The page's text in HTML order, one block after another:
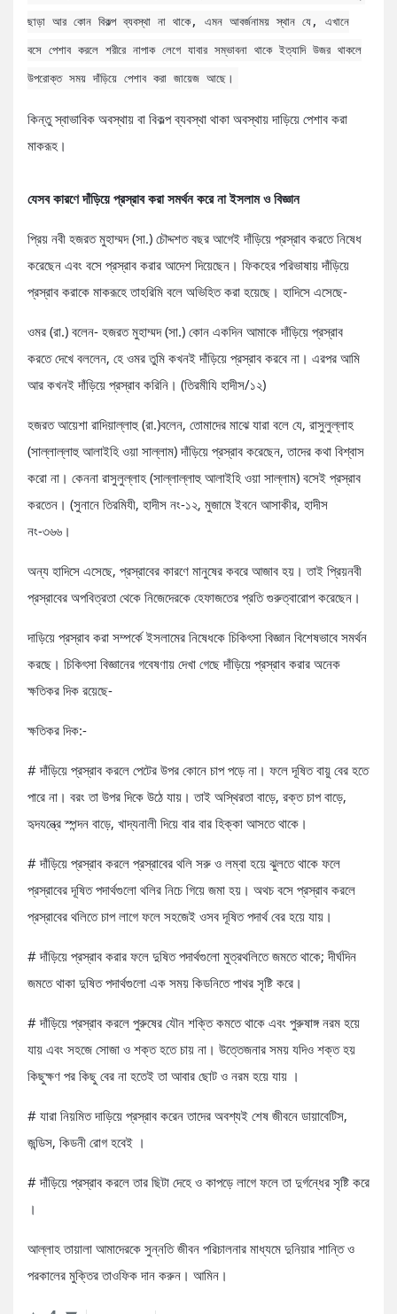
ছাড়া আর কোন বিকল্প ব্যবস্থা না থাকে, এমন আবর্জনাময় স্থান যে, এখানে
বসে পেশাব করলে শরীরে নাপাক লেগে যাবার সম্ভাবনা থাকে ইত্যাদি উজর থাকলে
উপরোক্ত সময় দাঁড়িয়ে পেশাব করা জায়েজ আছে।
কিন্তু স্বাভাবিক অবস্থায় বা বিকল্প ব্যবস্থা থাকা অবস্থায় দাড়িয়ে পেশাব করা
মাকরূহ।
যেসব কারণে দাঁড়িয়ে প্রস্রাব করা সমর্থন করে না ইসলাম ও বিজ্ঞান
প্রিয় নবী হজরত মুহাম্মদ (সা.) চৌদ্দশত বছর আগেই দাঁড়িয়ে প্রস্রাব করতে নিষেধ
করেছেন এবং বসে প্রস্রাব করার আদেশ দিয়েছেন। ফিকহের পরিভাষায় দাঁড়িয়ে
প্রস্রাব করাকে মাকরূহে তাহরিমি বলে অভিহিত করা হয়েছে। হাদিসে এসেছে-
ওমর (রা.) বলেন- হজরত মুহাম্মদ (সা.) কোন একদিন আমাকে দাঁড়িয়ে প্রস্রাব
করতে দেখে বললেন, হে ওমর তুমি কখনই দাঁড়িয়ে প্রস্রাব করবে না। এরপর আমি
আর কখনই দাঁড়িয়ে প্রস্রাব করিনি। (তিরমীযি হাদীস/১২)
হজরত আয়েশা রাদিয়াল্লাহু (রা.)বলেন, তোমাদের মাঝে যারা বলে যে, রাসুলুল্লাহ
(সাল্লাল্লাহু আলাইহি ওয়া সাল্লাম) দাঁড়িয়ে প্রস্রাব করেছেন, তাদের কথা বিশ্বাস
করো না। কেননা রাসুলুল্লাহ (সাল্লাল্লাহু আলাইহি ওয়া সাল্লাম) বসেই প্রস্রাব
করতেন। (সুনানে তিরমিযী, হাদীস নং-১২, মুজামে ইবনে আসাকীর, হাদীস
নং-৩৬৬।
অন্য হাদিসে এসেছে, প্রস্রাবের কারণে মানুষের কবরে আজাব হয়। তাই প্রিয়নবী
প্রস্রাবের অপবিত্রতা থেকে নিজেদেরকে হেফাজতের প্রতি গুরুত্বারোপ করেছেন।
দাড়িয়ে প্রস্রাব করা সম্পর্কে ইসলামের নিষেধকে চিকিৎসা বিজ্ঞান বিশেষভাবে সমর্থন
করছে। চিকিৎসা বিজ্ঞানের গবেষণায় দেখা গেছে দাঁড়িয়ে প্রস্রাব করার অনেক
ক্ষতিকর দিক রয়েছে-
ক্ষতিকর দিক:-
# দাঁড়িয়ে প্রস্রাব করলে পেটের উপর কোনে চাপ পড়ে না। ফলে দূষিত বায়ু বের হতে
পারে না। বরং তা উপর দিকে উঠে যায়। তাই অস্থিরতা বাড়ে, রক্ত চাপ বাড়ে,
হৃদযন্ত্রে স্পন্দন বাড়ে, খাদ্যনালী দিয়ে বার বার হিক্কা আসতে থাকে।
# দাঁড়িয়ে প্রস্রাব করলে প্রস্রাবের থলি সরু ও লম্বা হয়ে ঝুলতে থাকে ফলে
প্রস্রাবের দূষিত পদার্থগুলো থলির নিচে গিয়ে জমা হয়। অথচ বসে প্রস্রাব করলে
প্রস্রাবের থলিতে চাপ লাগে ফলে সহজেই ওসব দূষিত পদার্থ বের হয়ে যায়।
# দাঁড়িয়ে প্রস্রাব করার ফলে দুষিত পদার্থগুলো মুত্রথলিতে জমতে থাকে; দীর্ঘদিন
জমতে থাকা দুষিত পদার্থগুলো এক সময় কিডনিতে পাথর সৃষ্টি করে।
# দাঁড়িয়ে প্রস্রাব করলে পুরুষের যৌন শক্তি কমতে থাকে এবং পুরুষাঙ্গ নরম হয়ে
যায় এবং সহজে সোজা ও শক্ত হতে চায় না। উত্তেজনার সময় যদিও শক্ত হয়
কিছুক্ষণ পর কিছু বের না হতেই তা আবার ছোট ও নরম হয়ে যায় ।
# যারা নিয়মিত দাড়িয়ে প্রস্রাব করেন তাদের অবশ্যই শেষ জীবনে ডায়াবেটিস,
জন্ডিস, কিডনী রোগ হবেই ।
# দাঁড়িয়ে প্রস্রাব করলে তার ছিটা দেহে ও কাপড়ে লাগে ফলে তা দুর্গন্ধের সৃষ্টি করে
।
আল্লাহ তায়ালা আমাদেরকে সুন্নতি জীবন পরিচালনার মাধ্যমে দুনিয়ার শান্তি ও
পরকালের মুক্তির তাওফিক দান করুন। আমিন।